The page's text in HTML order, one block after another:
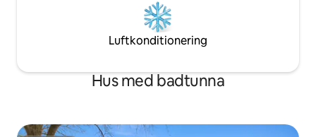
Luftkonditionering
Hus med badtunna